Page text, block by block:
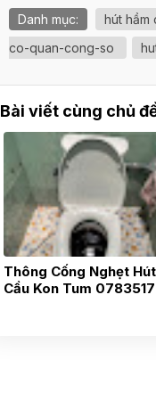
Danh mục: hút hầm
co-quan-cong-so
Bài viết cùng chủ
Thông Cống Nghẹt
Cầu Kon Tum